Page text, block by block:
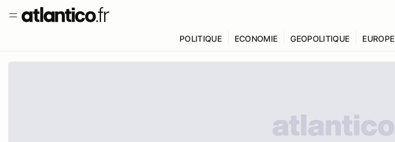
POLITIQUE ECONOMIE GEOPOLITIQUE EUROPE